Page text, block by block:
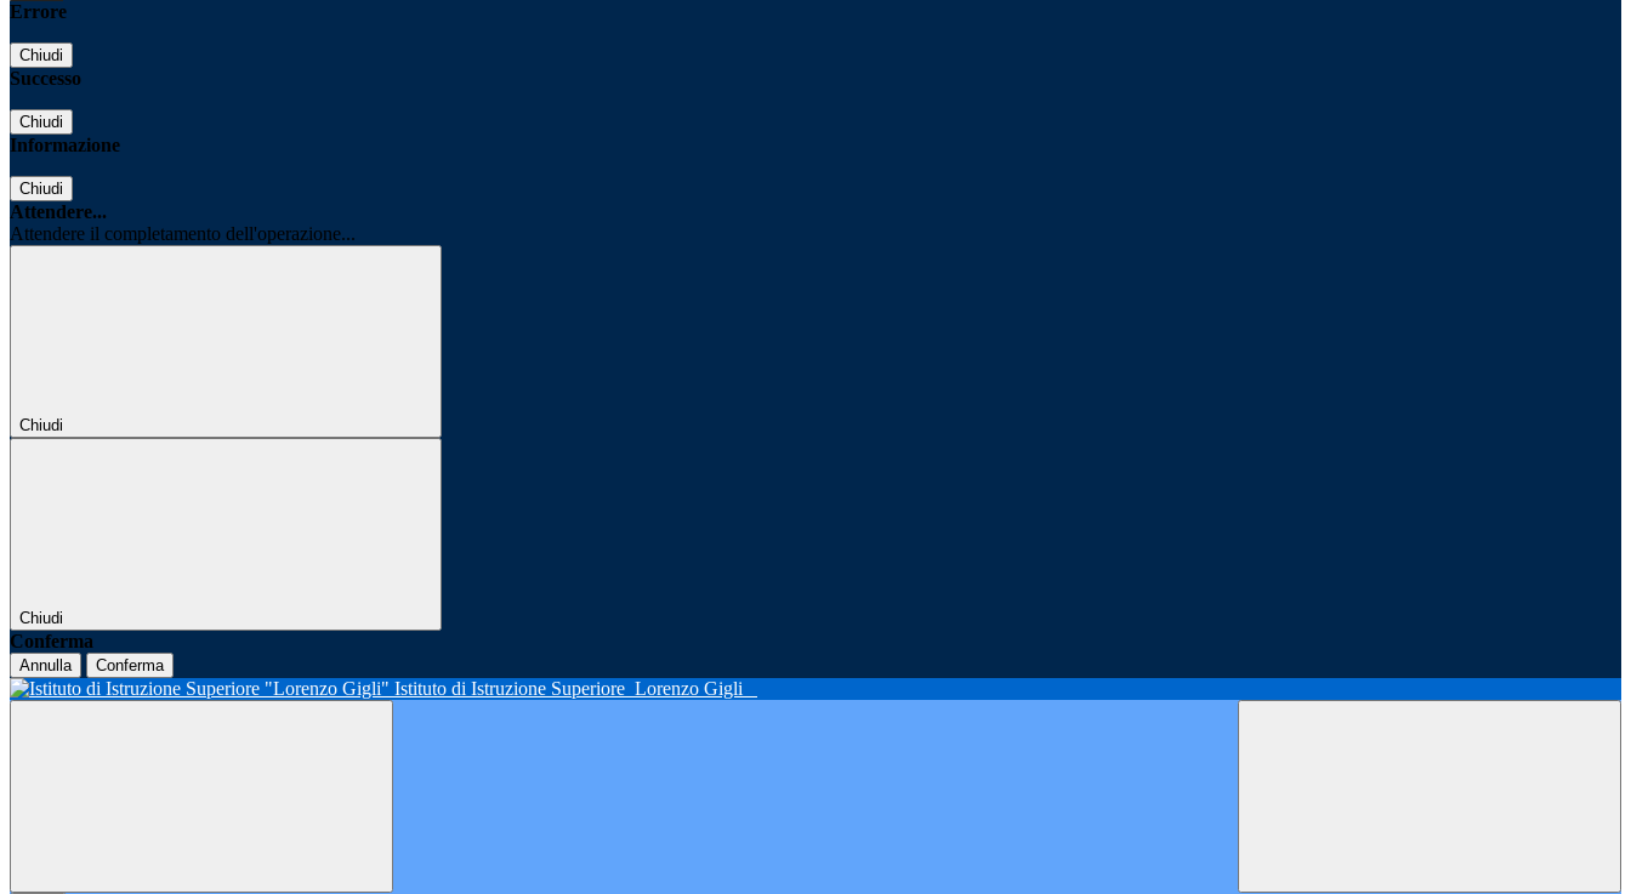
Errore
Chiudi
Successo
Chiudi
Informazione
Chiudi
Attendere...
Attendere il completamento dell'operazione...
Chiudi
Chiudi
Conferma
Annulla Conferma
Istituto di Istruzione Superiore Lorenzo Gigli